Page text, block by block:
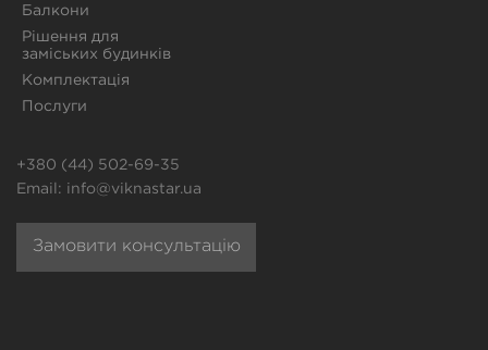
Балкони
Рішення для
заміських будинків
Комплектація
Послуги
+380 (44) 502-69-35
Email: info@viknastar.ua
Замовити консультацію